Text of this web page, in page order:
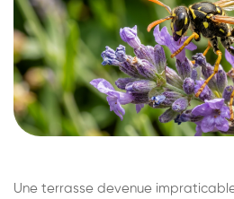
Une terrasse devenue